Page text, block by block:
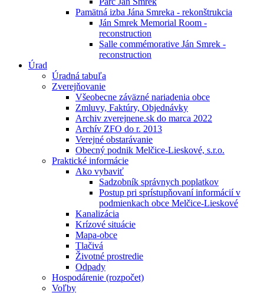
Pamätná izba Jána Smreka - rekonštrukcia
Ján Smrek Memorial Room -
reconstruction
Salle commémorative Ján Smrek -
reconstruction
Úrad
Úradná tabuľa
Zverejňovanie
Všeobecne záväzné nariadenia obce
Zmluvy, Faktúry, Objednávky
Archiv zverejnene.sk do marca 2022
Archív ZFO do r. 2013
Verejné obstarávanie
Obecný podnik Melčice-Lieskové, s.r.o.
Praktické informácie
Ako vybaviť
Sadzobník správnych poplatkov
Postup pri sprístupňovaní informácií v
podmienkach obce Melčice-Lieskové
Kanalizácia
Krízové situácie
Mapa-obce
Tlačivá
Životné prostredie
Odpady
Hospodárenie (rozpočet)
Voľby